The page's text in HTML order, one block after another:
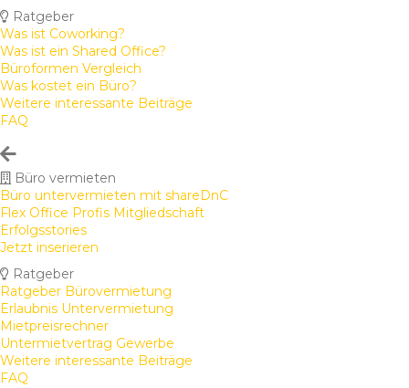
Ratgeber
Was ist Coworking?
Was ist ein Shared Office?
Büroformen Vergleich
Was kostet ein Büro?
Weitere interessante Beiträge
FAQ
Büro vermieten
Büro untervermieten mit shareDnC
Flex Office Profis Mitgliedschaft
Erfolgsstories
Jetzt inserieren
Ratgeber
Ratgeber Bürovermietung
Erlaubnis Untervermietung
Mietpreisrechner
Untermietvertrag Gewerbe
Weitere interessante Beiträge
FAQ